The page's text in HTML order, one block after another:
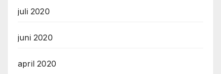
juli 2020
juni 2020
april 2020